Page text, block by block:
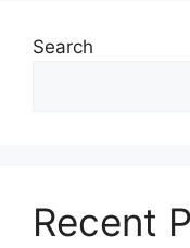
Search
Recent